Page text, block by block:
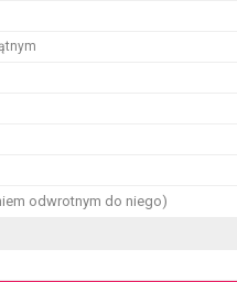
odwrotnym do niego)